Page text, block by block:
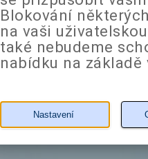
Blokování
na vaši
také nebudeme
nabídku na
Nastavení